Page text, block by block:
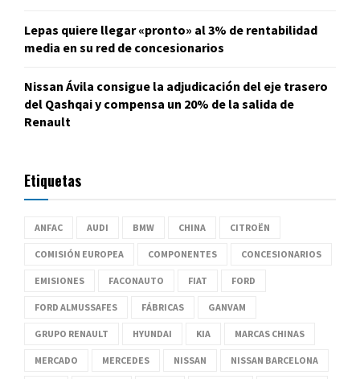
Lepas quiere llegar «pronto» al 3% de rentabilidad
media en su red de concesionarios
Nissan Ávila consigue la adjudicación del eje trasero
del Qashqai y compensa un 20% de la salida de
Renault
Etiquetas
ANFAC AUDI BMW CHINA CITROËN
COMISIÓN EUROPEA COMPONENTES CONCESIONARIOS
EMISIONES FACONAUTO FIAT FORD
FORD ALMUSSAFES FÁBRICAS GANVAM
GRUPO RENAULT HYUNDAI KIA MARCAS CHINAS
MERCADO MERCEDES NISSAN NISSAN BARCELONA